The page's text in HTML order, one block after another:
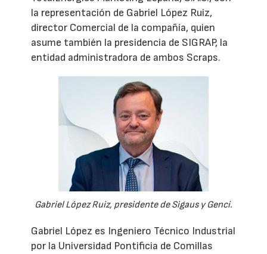
la representación de Gabriel López Ruiz,
director Comercial de la compañía, quien
asume también la presidencia de SIGRAP, la
entidad administradora de ambos Scraps.
Gabriel López Ruiz, presidente de Sigaus y Genci.
Gabriel López es Ingeniero Técnico Industrial
por la Universidad Pontificia de Comillas